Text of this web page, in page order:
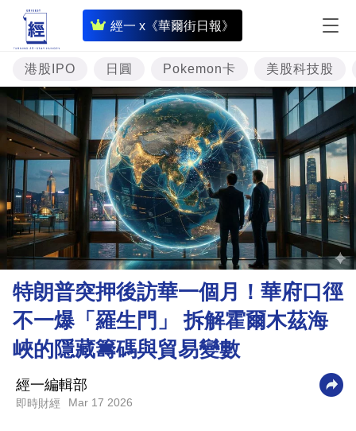
經一 x《華爾街日報》
即
時
財
經
專
題
投
資
樓
市
理
財
商
業
技
港股IPO 日圓 Pokemon卡 美股科技股
特朗普突押後訪華一個月！華府口徑
不一爆「羅生門」 拆解霍爾木茲海
峽的隱藏籌碼與貿易變數
經一編輯部
即時財經 Mar 17 2026